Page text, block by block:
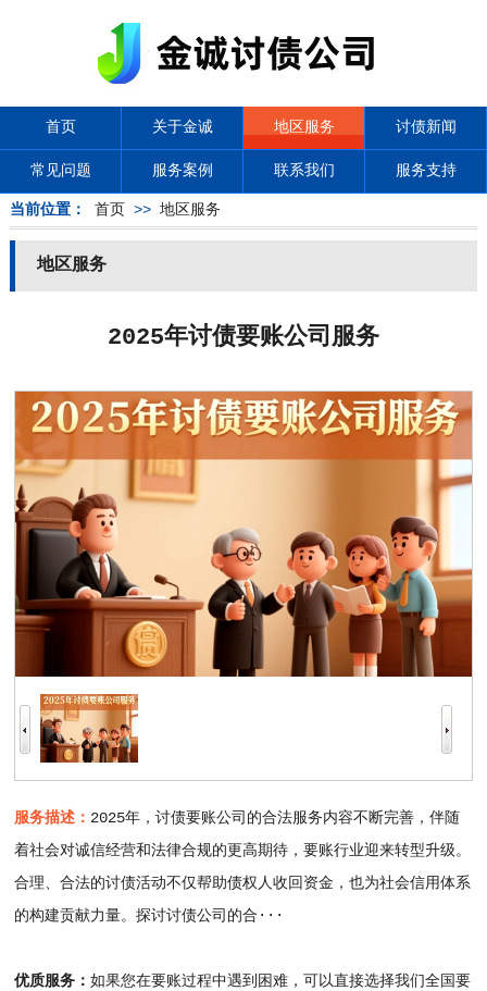
首页 关于金诚 地区服务 讨债新闻
常见问题 服务案例 联系我们 服务支持
当前位置： 首页 >> 地区服务
地区服务
2025年讨债要账公司服务
服务描述： 2025年，讨债要账公司的合法服务内容不断完善，伴随
着社会对诚信经营和法律合规的更高期待，要账行业迎来转型升级。
合理、合法的讨债活动不仅帮助债权人收回资金，也为社会信用体系
的构建贡献力量。探讨讨债公司的合···
优质服务：如果您在要账过程中遇到困难，可以直接选择我们全国要